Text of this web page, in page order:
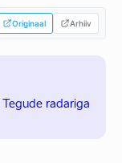
Originaal Arhiiv
radariga